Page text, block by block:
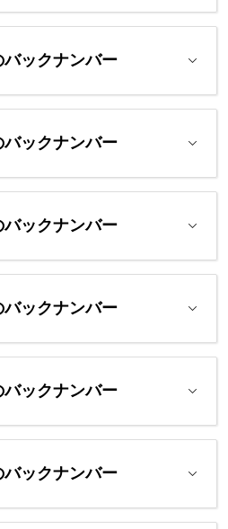
バックナンバー
バックナンバー
バックナンバー
バックナンバー
バックナンバー
バックナンバー